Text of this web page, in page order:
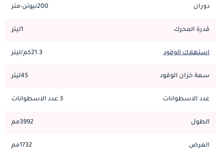
القوة وعزم الدوران والاقتصاد الممتاز في استهلاك الوقود. مقترنة
بالإضافة إلى موثوقيتها وكفاءتها ، يوفر الجيل الأخير من Skoda Fabia
دوران 200نيوتن-متر
قدرة المحرك 1ليتر
استهلاك الوقود 21.3كم/ليتر
سعة خزان الوقود 45ليتر
عدد الاسطوانات 3 عدد الاسطوانات
الطول 3992مم
العرض 1732مم